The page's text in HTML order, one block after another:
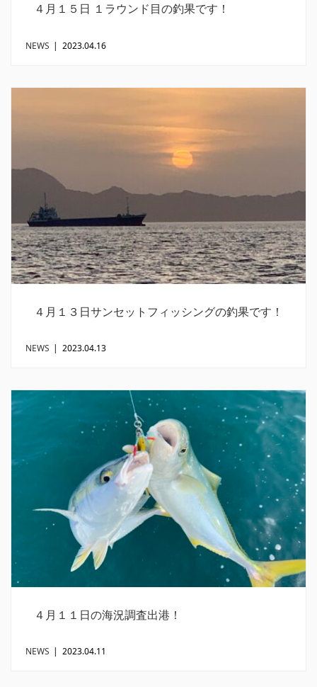
４月１５日 １ラウンド目の釣果です！
NEWS | 2023.04.16
４月１３日サンセットフィッシングの釣果です！
NEWS | 2023.04.13
４月１１日の海況調査出港！
NEWS | 2023.04.11